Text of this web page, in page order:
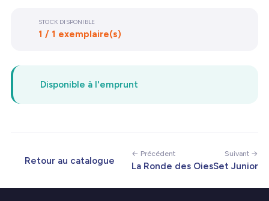
STOCK DISPONIBLE
1 / 1 exemplaire(s)
Disponible à l'emprunt
Retour au catalogue
← Précédent
La Ronde des Oies
Suivant →
Set Junior